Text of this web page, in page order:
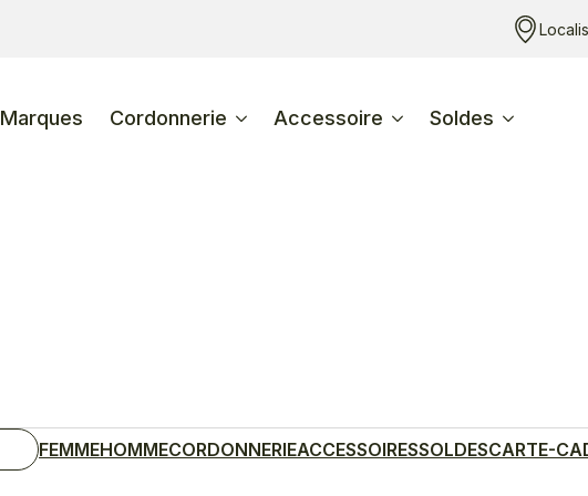
Marques Cordonnerie Accessoire Soldes
FEMMEHOMMECORDONNERIEACCESSOIRESSOLDESCARTE-